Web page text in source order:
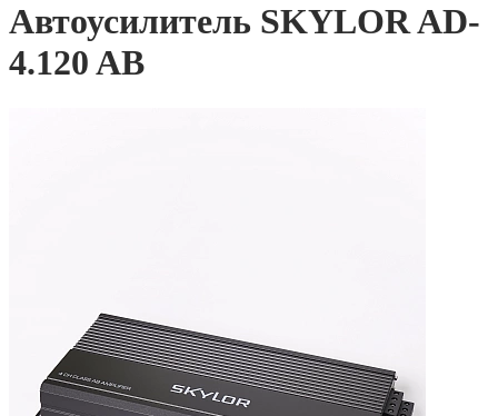
Автоусилитель SKYLOR AD-
4.120 AB